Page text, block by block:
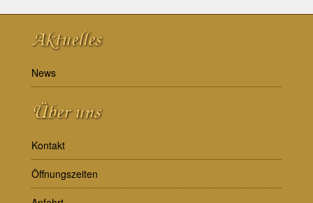
Aktuelles
News
Über uns
Kontakt
Öffnungszeiten